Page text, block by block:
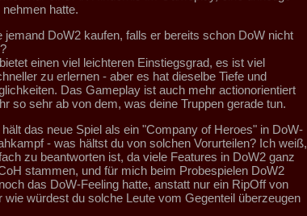
hatte.
jemand DoW2 kaufen, falls er bereits schon DoW nicht
einen viel leichteren Einstiegsgrad, es ist viel
zu erlernen - aber es hat dieselbe Tiefe und
Das Gameplay ist auch mehr actionorientiert
so sehr ab von dem, was deine Truppen gerade tun.
das neue Spiel als ein "Company of Heroes" in DoW-
- was hältst du von solchen Vorurteilen? Ich weiß,
zu beantworten ist, da viele Features in DoW2 ganz
stammen, und für mich beim Probespielen DoW2
das DoW-Feeling hatte, anstatt nur ein RipOff von
wie würdest du solche Leute vom Gegenteil überzeugen